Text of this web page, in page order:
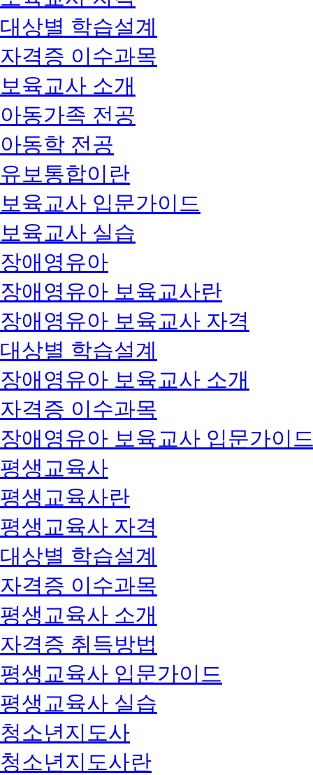
대상별 학습설계
자격증 이수과목
보육교사 소개
아동가족 전공
아동학 전공
유보통합이란
보육교사 입문가이드
보육교사 실습
장애영유아
장애영유아 보육교사란
장애영유아 보육교사 자격
대상별 학습설계
장애영유아 보육교사 소개
자격증 이수과목
장애영유아 보육교사 입문가이
평생교육사
평생교육사란
평생교육사 자격
대상별 학습설계
자격증 이수과목
평생교육사 소개
자격증 취득방법
평생교육사 입문가이드
평생교육사 실습
청소년지도사
청소년지도사란